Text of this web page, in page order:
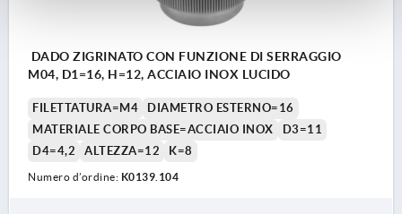
DADO ZIGRINATO CON FUNZIONE DI SERRAGGIO
M04, D1=16, H=12, ACCIAIO INOX LUCIDO
FILETTATURA=M4
DIAMETRO ESTERNO=16
MATERIALE CORPO BASE=ACCIAIO INOX
D3=11
D4=4,2
ALTEZZA=12 K=8
Numero d’ordine: K0139.104